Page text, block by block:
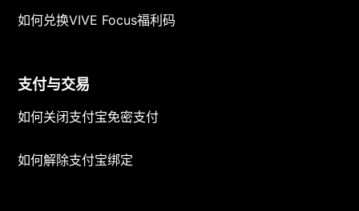
如何兑换VIVE Focus福利码
支付与交易
如何关闭支付宝免密支付
如何解除支付宝绑定